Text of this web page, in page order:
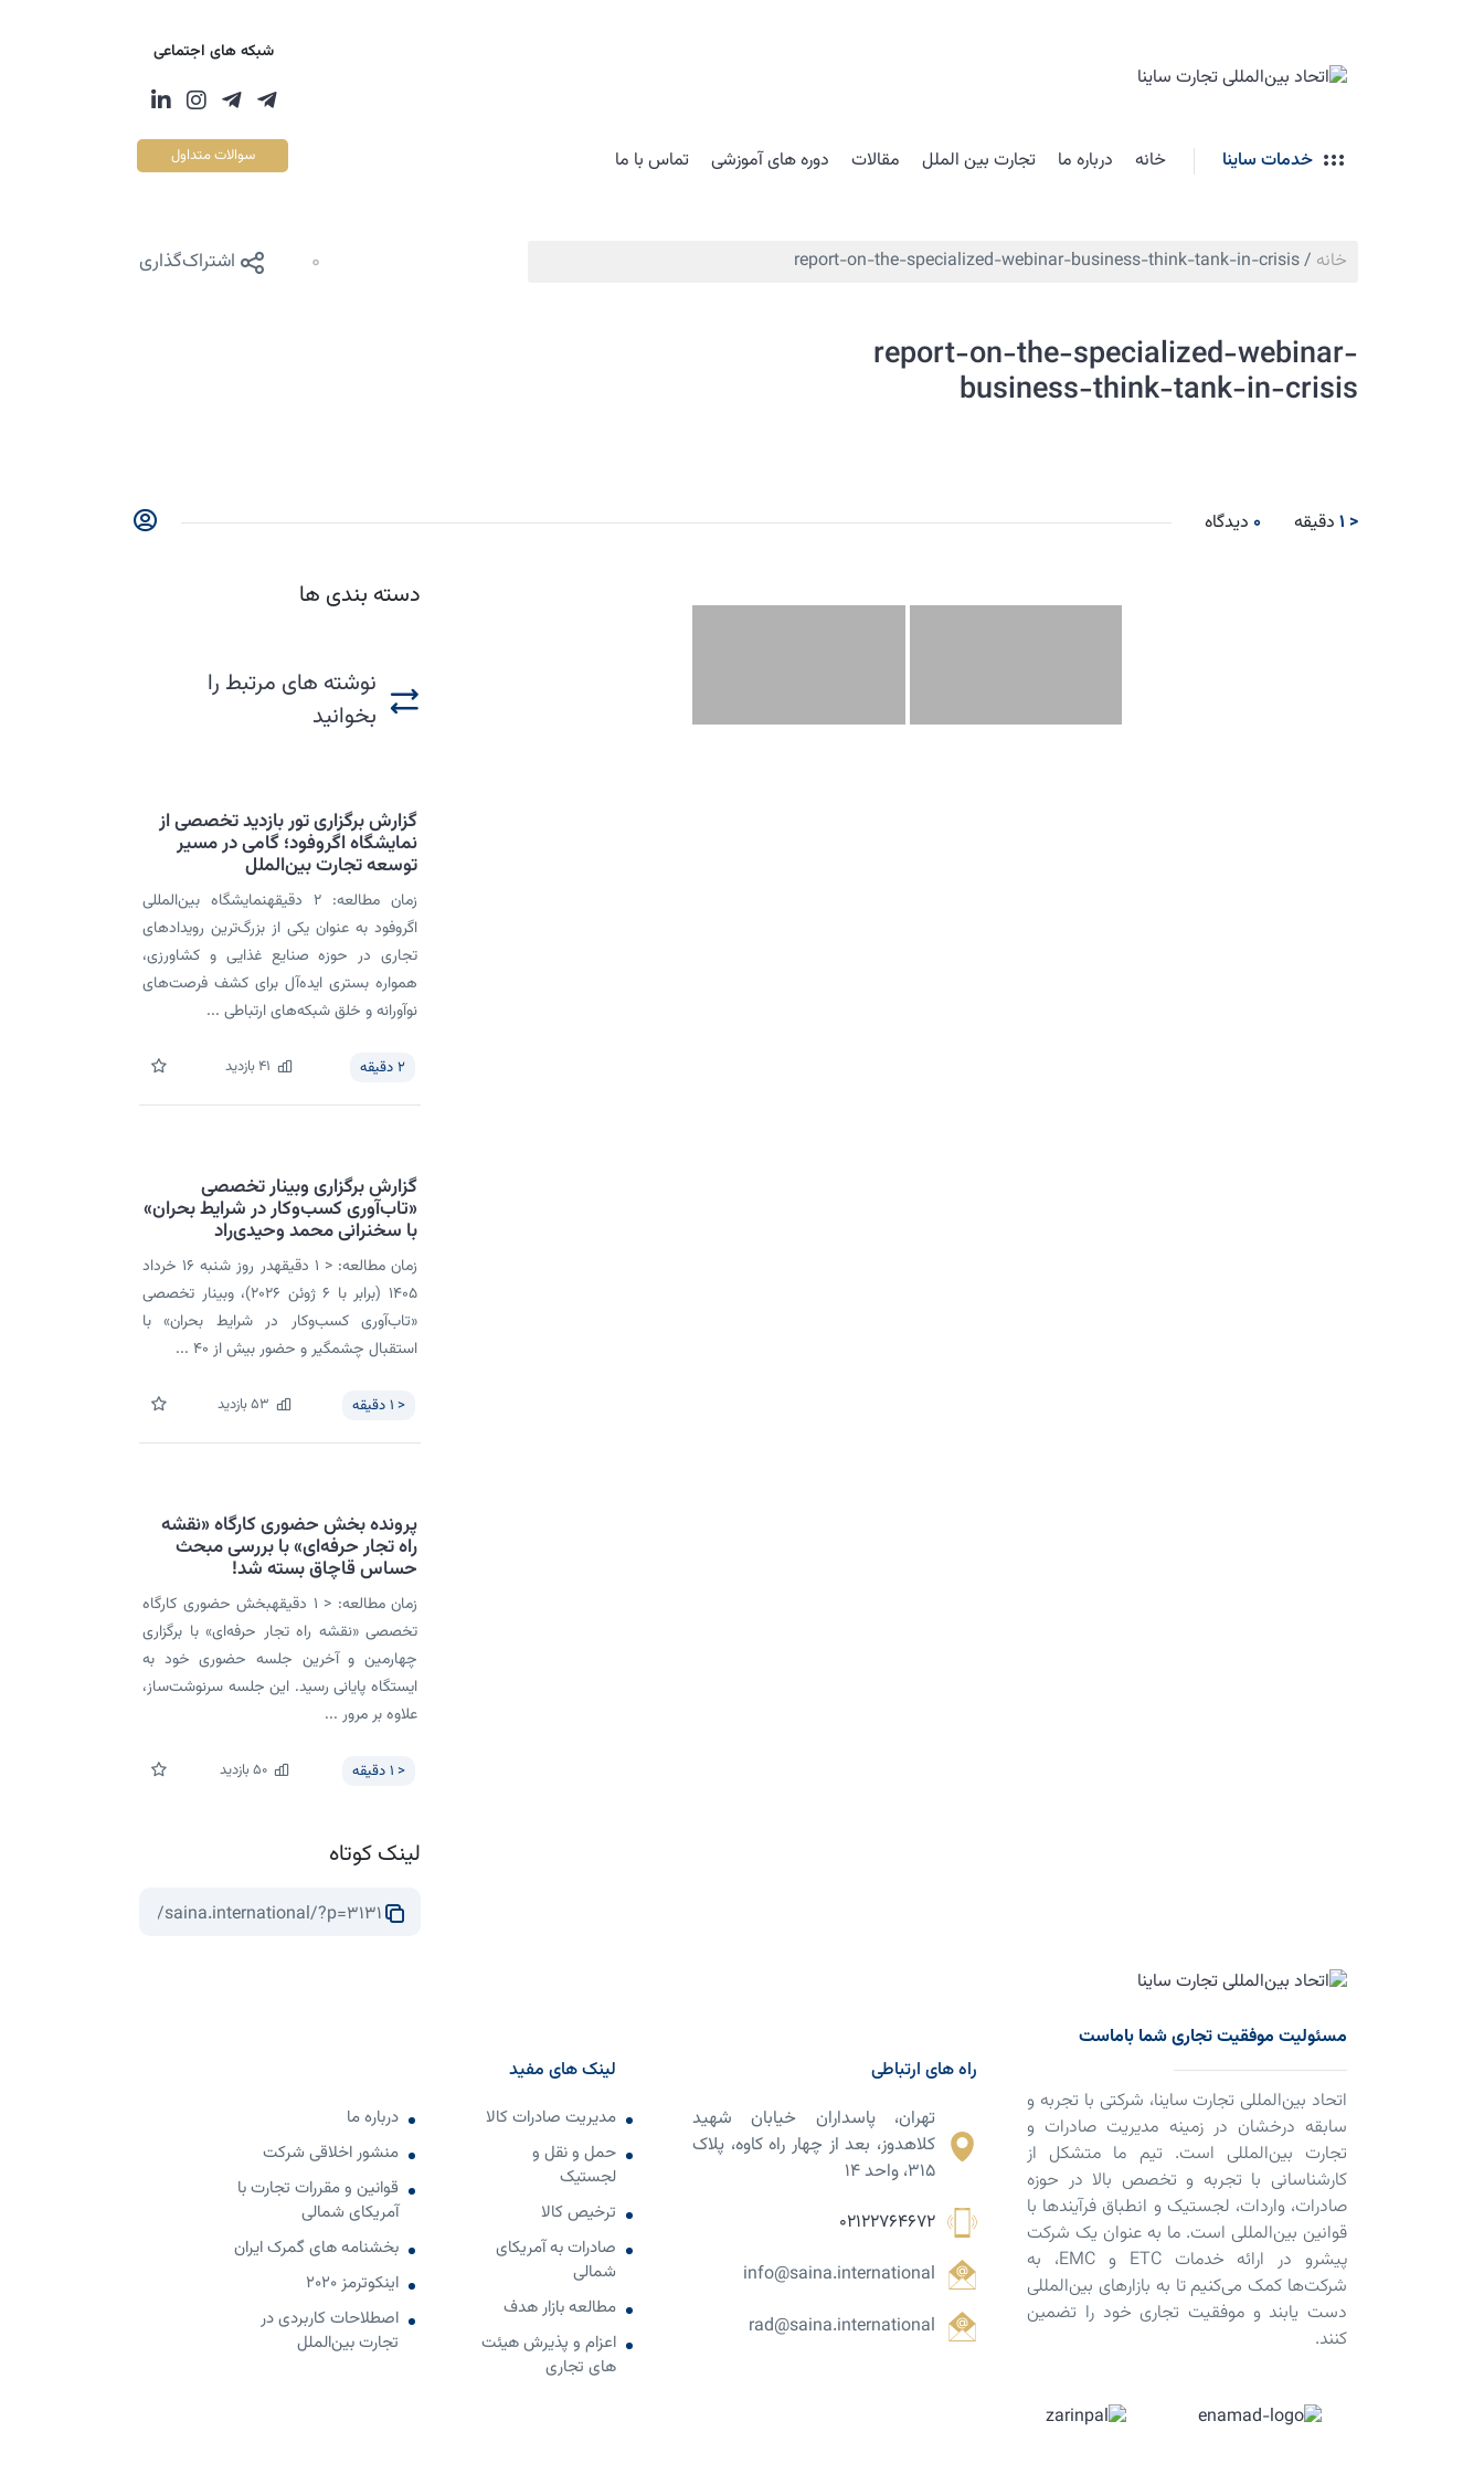
شبکه های اجتماعی
خدمات ساینا خانه درباره ما تجارت بین الملل مقالات دوره های آموزشی تماس با ما سوالات متداول
خانه /
report-on-the-specialized-webinar-business-think-tank-in-crisis
0 اشتراک‌گذاری
report-on-the-specialized-webinar-
business-think-tank-in-crisis
< 1 دقیقه 0 دیدگاه
دسته بندی ها
نوشته های مرتبط را
بخوانید
گزارش برگزاری تور بازدید تخصصی از
نمایشگاه اگروفود؛ گامی در مسیر
توسعه تجارت بین‌الملل
زمان مطالعه: 2 دقیقهنمایشگاه بین‌المللی
اگروفود به عنوان یکی از بزرگ‌ترین رویدادهای
تجاری در حوزه صنایع غذایی و کشاورزی،
همواره بستری ایده‌آل برای کشف فرصت‌های
نوآورانه و خلق شبکه‌های ارتباطی ...
2 دقیقه 41 بازدید
گزارش برگزاری وبینار تخصصی
«تاب‌آوری کسب‌وکار در شرایط بحران»
با سخنرانی محمد وحیدی‌راد
زمان مطالعه: < 1 دقیقهدر روز شنبه ۱۶ خرداد
۱۴۰۵ (برابر با ۶ ژوئن ۲۰۲۶)، وبینار تخصصی
«تاب‌آوری کسب‌وکار در شرایط بحران» با
استقبال چشمگیر و حضور بیش از ۴۰ ...
< 1 دقیقه 53بازدید
پرونده بخش حضوری کارگاه «نقشه
راه تجار حرفه‌ای» با بررسی مبحث
حساس قاچاق بسته شد!
زمان مطالعه: < 1 دقیقهبخش حضوری کارگاه
تخصصی «نقشه راه تجار حرفه‌ای» با برگزاری
چهارمین و آخرین جلسه حضوری خود به
ایستگاه پایانی رسید. این جلسه سرنوشت‌ساز،
علاوه بر مرور ...
< 1 دقیقه 50بازدید
لینک کوتاه
مسئولیت موفقیت تجاری شما باماست
اتحاد بین‌المللی تجارت ساینا، شرکتی با تجربه و
سابقه درخشان در زمینه مدیریت صادرات و
تجارت بین‌المللی است. تیم ما متشکل از
کارشناسانی با تجربه و تخصص بالا در حوزه
صادرات، واردات، لجستیک و انطباق فرآیندها با
قوانین بین‌المللی است. ما به عنوان یک شرکت
پیشرو در ارائه خدمات ETC و EMC، به
شرکت‌ها کمک می‌کنیم تا به بازارهای بین‌المللی
دست یابند و موفقیت تجاری خود را تضمین
کنند.
راه های ارتباطی
تهران، پاسداران خیابان شهید
کلاهدوز، بعد از چهار راه کاوه، پلاک
۳۱۵، واحد ۱۴
02122764672
info@saina.international
rad@saina.international
لینک های مفید
مدیریت صادرات کالا
حمل و نقل و
لجستیک
ترخیص کالا
صادرات به آمریکای
شمالی
مطالعه بازار هدف
اعزام و پذیرش هیئت
های تجاری
درباره ما
منشور اخلاقی شرکت
قوانین و مقررات تجارت با
آمریکای شمالی
بخشنامه های گمرک ایران
اینکوترمز 2020
اصطلاحات کاربردی در
تجارت بین‌الملل